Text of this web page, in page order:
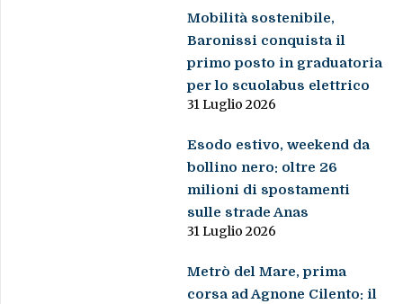
Mobilità sostenibile,
Baronissi conquista il
primo posto in graduatoria
per lo scuolabus elettrico
31 Luglio 2026
Esodo estivo, weekend da
bollino nero: oltre 26
milioni di spostamenti
sulle strade Anas
31 Luglio 2026
Metrò del Mare, prima
corsa ad Agnone Cilento: il